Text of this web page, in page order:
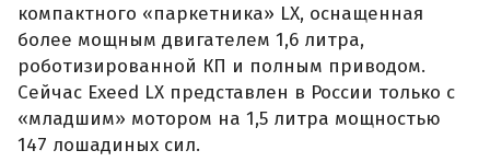
компактного «паркетника» LX, оснащенная
более мощным двигателем 1,6 литра,
роботизированной КП и полным приводом.
Сейчас Exeed LX представлен в России только с
«младшим» мотором на 1,5 литра мощностью
147 лошадиных сил.